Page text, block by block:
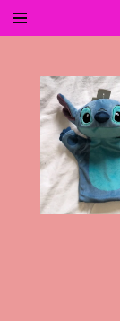
Passer
au
principal